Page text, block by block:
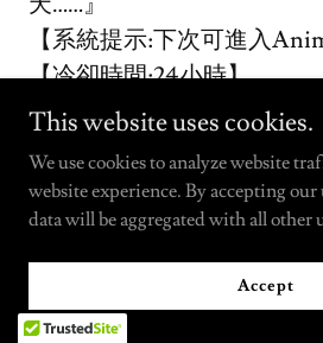
【系統提示:下次可進入
【冷卻時間:24小時】
我點頭:『明白了。』
『那就……明天再繼續吧……
空姐推著飲品車經過：「需
我搖頭。
This website uses cookies.
We use cookies to analyze website
website experience. By accepting our
data will be aggregated with all other
Accept